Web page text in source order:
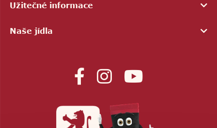
Užitečné informace
Naše jídla